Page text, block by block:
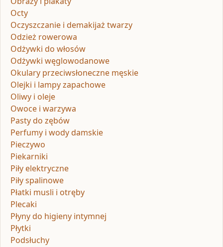
Octy
Oczyszczanie i demakijaż twarzy
Odzież rowerowa
Odżywki do włosów
Odżywki węglowodanowe
Okulary przeciwsłoneczne męskie
Olejki i lampy zapachowe
Oliwy i oleje
Owoce i warzywa
Pasty do zębów
Perfumy i wody damskie
Pieczywo
Piekarniki
Piły elektryczne
Piły spalinowe
Płatki musli i otręby
Plecaki
Płyny do higieny intymnej
Płytki
Podsłuchy